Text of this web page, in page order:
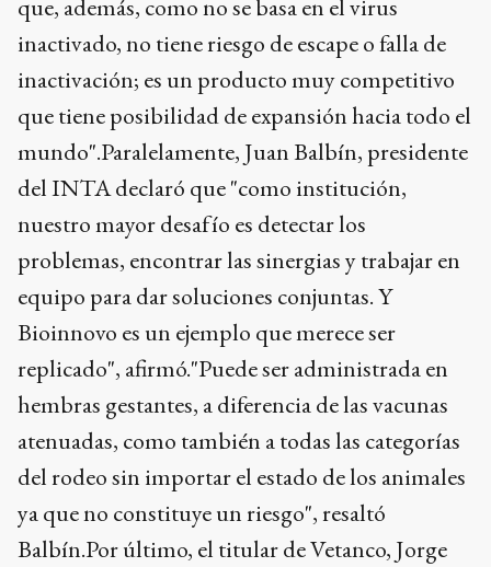
que, además, como no se basa en el virus
inactivado, no tiene riesgo de escape o falla de
inactivación; es un producto muy competitivo
que tiene posibilidad de expansión hacia todo el
mundo".Paralelamente, Juan Balbín, presidente
del INTA declaró que "como institución,
nuestro mayor desafío es detectar los
problemas, encontrar las sinergias y trabajar en
equipo para dar soluciones conjuntas. Y
Bioinnovo es un ejemplo que merece ser
replicado", afirmó."Puede ser administrada en
hembras gestantes, a diferencia de las vacunas
atenuadas, como también a todas las categorías
del rodeo sin importar el estado de los animales
ya que no constituye un riesgo", resaltó
Balbín.Por último, el titular de Vetanco, Jorge